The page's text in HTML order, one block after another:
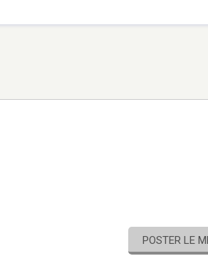
POSTER LE